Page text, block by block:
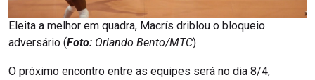
Eleita a melhor em quadra, Macrís driblou o bloqueio
adversário (Foto: Orlando Bento/MTC)
O próximo encontro entre as equipes será no dia 8/4,